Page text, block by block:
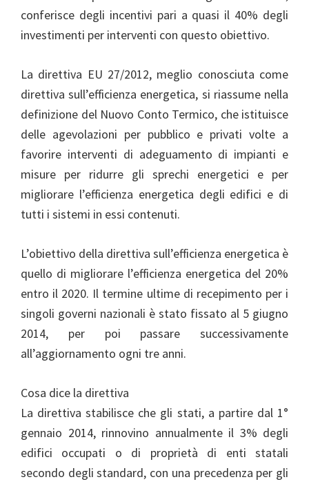
conferisce degli incentivi pari a quasi il 40% degli
investimenti per interventi con questo obiettivo.
La direttiva EU 27/2012, meglio conosciuta come
direttiva sull’efficienza energetica, si riassume nella
definizione del Nuovo Conto Termico, che istituisce
delle agevolazioni per pubblico e privati volte a
favorire interventi di adeguamento di impianti e
misure per ridurre gli sprechi energetici e per
migliorare l’efficienza energetica degli edifici e di
tutti i sistemi in essi contenuti.
L’obiettivo della direttiva sull’efficienza energetica è
quello di migliorare l’efficienza energetica del 20%
entro il 2020. Il termine ultime di recepimento per i
singoli governi nazionali è stato fissato al 5 giugno
2014, per poi passare successivamente
all’aggiornamento ogni tre anni.
Cosa dice la direttiva
La direttiva stabilisce che gli stati, a partire dal 1°
gennaio 2014, rinnovino annualmente il 3% degli
edifici occupati o di proprietà di enti statali
secondo degli standard, con una precedenza per gli